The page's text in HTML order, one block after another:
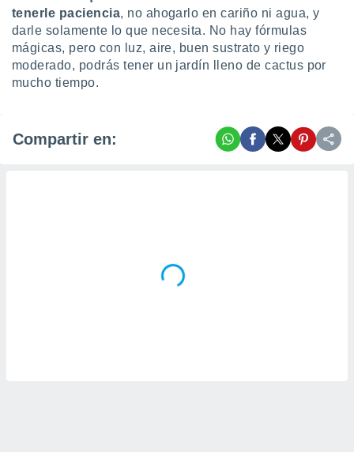
tenerle paciencia, no ahogarlo en cariño ni agua, y
darle solamente lo que necesita. No hay fórmulas
mágicas, pero con luz, aire, buen sustrato y riego
moderado, podrás tener un jardín lleno de cactus por
mucho tiempo.
Compartir en: